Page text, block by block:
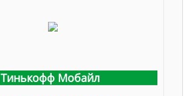
Тинькофф Мобайл